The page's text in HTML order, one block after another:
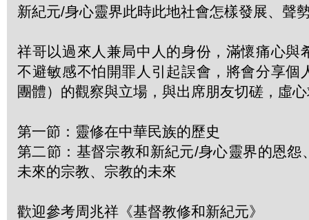
新紀元/身心靈界此時此地社會怎樣發展、聲
祥哥以過來人兼局中人的身份，滿懷痛心與
不避敏感不怕開罪人引起誤會，將會分享個
團體）的觀察與立場，與出席朋友切磋，虛
第一節：靈修在中華民族的歷史
第二節：基督宗教和新紀元/身心靈界的恩怨
未來的宗教、宗教的未來
歡迎參考周兆祥《基督教修和新紀元》